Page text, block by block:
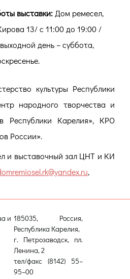
выставки: Дом ремесел,
13/ с 11:00 до 19:00 /
день – суббота,
культуры Республики
народного творчества и
Республики Карелия», КРО
России».
и выставочный зал ЦНТ и КИ
,
и 185035, Россия,
Республика Карелия,
г. Петрозаводск, пл.
Ленина, 2
тел/факс (8142) 55–
95–00